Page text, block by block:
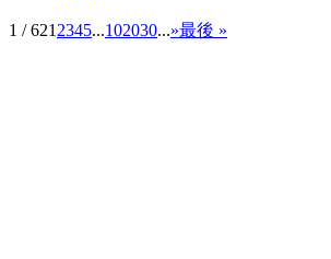
1 / 621 2345...102030...»最後 »